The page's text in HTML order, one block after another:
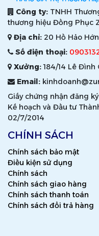
Công ty: TNHH
thương hiệu Đồng Phục
Địa chỉ: 20 Hồ Hảo
Số điện thoại:
Xưởng:184/14 Lê Đình
Email:
Giấy chứng nhận đăng
Kế hoạch và Đầu tư
02/7/2014
CHÍNH SÁCH
Chính sách bảo mật
Điều kiện sử dụng
Chính sách
Chính sách giao hàng
Chính sách thanh toán
Chính sách đổi trả hàng